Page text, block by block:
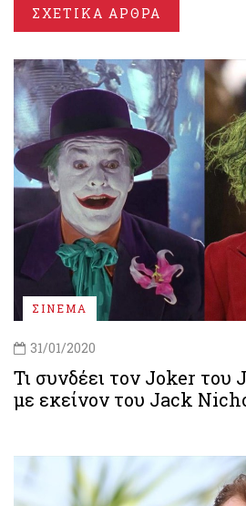
ΣΧΕΤΙΚΑ ΑΡΘΡΑ
ΣΙΝΕΜΑ
31/01/2020
Τι συνδέει τον Joker
με εκείνον του Jack